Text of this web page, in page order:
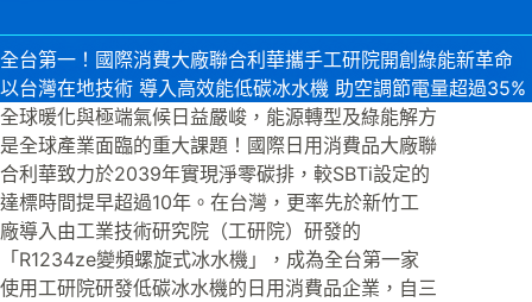
全台第一！國際消費大廠聯合利華攜手工研院開創綠能新革命
以台灣在地技術 導入高效能低碳冰水機 助空調節電量超過35%
全球暖化與極端氣候日益嚴峻，能源轉型及綠能解方
是全球產業面臨的重大課題！國際日用消費品大廠聯
合利華致力於2039年實現淨零碳排，較SBTi設定的
達標時間提早超過10年。在台灣，更率先於新竹工
廠導入由工業技術研究院（工研院）研發的
「R1234ze變頻螺旋式冰水機」，成為全台第一家
使用工研院研發低碳冰水機的日用消費品企業，自三